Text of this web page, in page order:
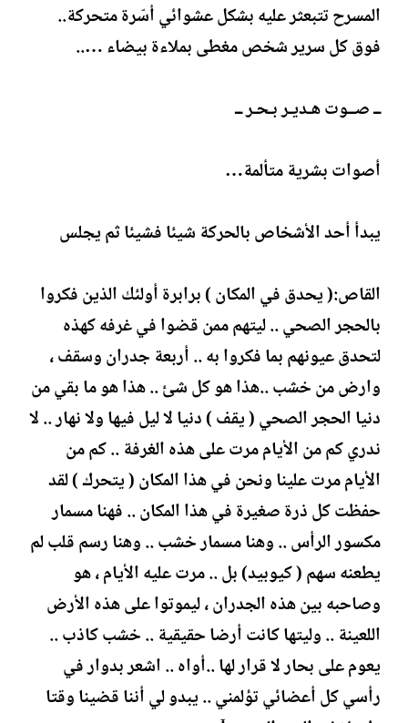
المسرح تتبعثر عليه بشكل عشوائي أسّرة متحركة..
فوق كل سرير شخص مغطى بملاءة بيضاء …..
ــ صــوت هـديـر بـحـر ــ
أصوات بشرية متألمة…
يبدأ أحد الأشخاص بالحركة شيئا فشيئا ثم يجلس
القاص:( يحدق في المكان ) برابرة أولئك الذين فكروا
بالحجر الصحي .. ليتهم ممن قضوا في غرفه كهذه
لتحدق عيونهم بما فكروا به .. أربعة جدران وسقف ،
وارض من خشب ..هذا هو كل شئ .. هذا هو ما بقي من
دنيا الحجر الصحي ( يقف ) دنيا لا ليل فيها ولا نهار .. لا
ندري كم من الأيام مرت على هذه الغرفة .. كم من
الأيام مرت علينا ونحن في هذا المكان ( يتحرك ) لقد
حفظت كل ذرة صغيرة في هذا المكان .. فهنا مسمار
مكسور الرأس .. وهنا مسمار خشب .. وهنا رسم قلب لم
يطعنه سهم ( كيوبيد) بل .. مرت عليه الأيام ، هو
وصاحبه بين هذه الجدران ، ليموتوا على هذه الأرض
اللعينة .. وليتها كانت أرضا حقيقية .. خشب كاذب ..
يعوم على بحار لا قرار لها ..أواه .. اشعر بدوار في
رأسي كل أعضائي تؤلمني .. يبدو لي أننا قضينا وقتا